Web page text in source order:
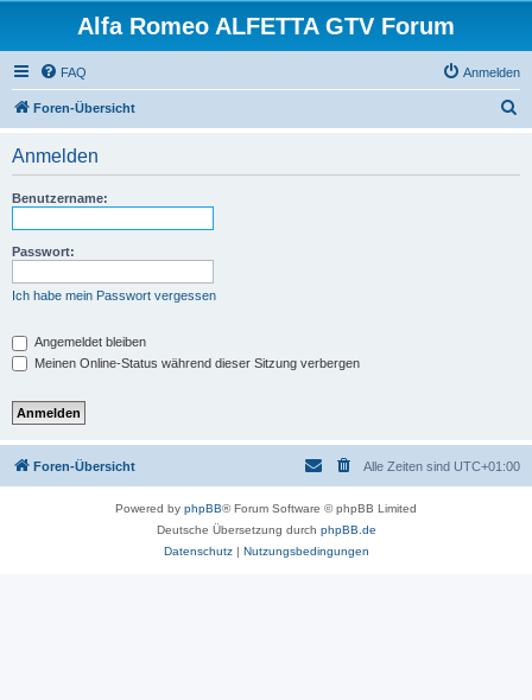
Alfa Romeo ALFETTA GTV Forum
FAQ Anmelden
Foren-Übersicht
Anmelden
Benutzername:
Passwort:
Ich habe mein Passwort vergessen
Angemeldet bleiben
Meinen Online-Status während dieser Sitzung verbergen
Foren-Übersicht Alle Zeiten sind UTC+01:00
Powered by phpBB® Forum Software © phpBB Limited
Deutsche Übersetzung durch phpBB.de
Datenschutz| Nutzungsbedingungen